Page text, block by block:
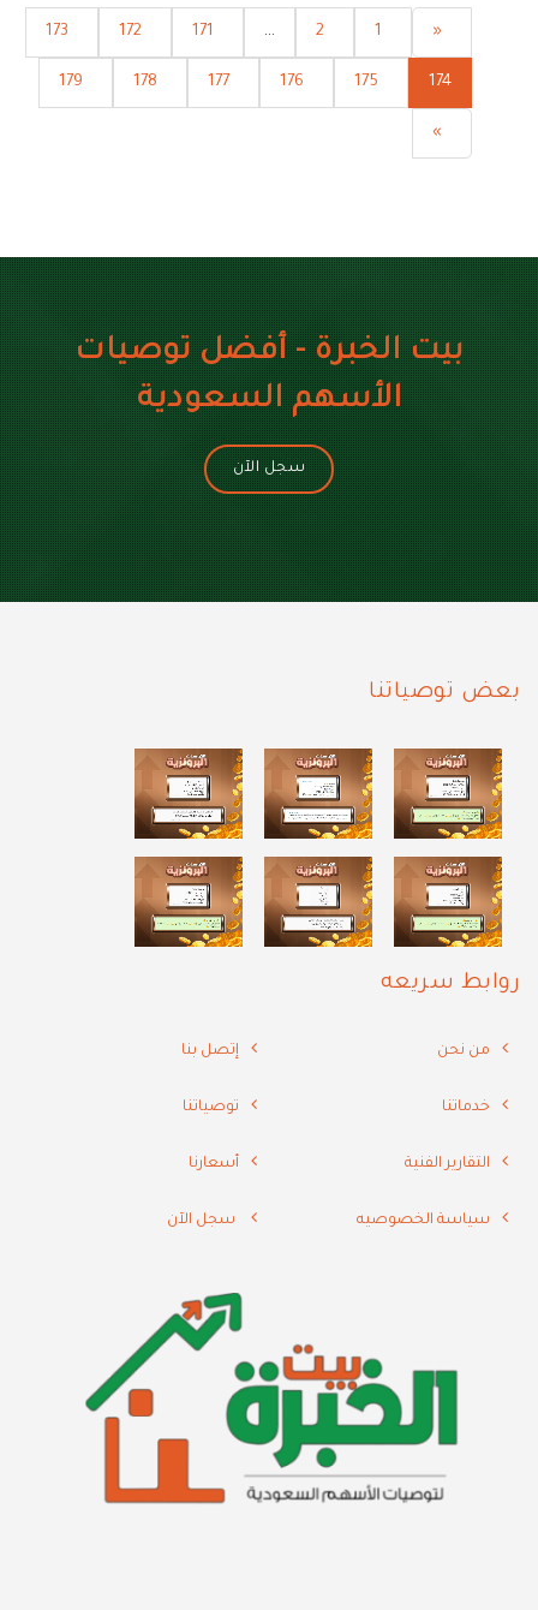
«
1
2
...
171
172
173
174
175
176
177
178
179
»
بيت الخبرة - أفضل توصيات
الأسهم السعودية
سجل الآن
بعض توصياتنا
روابط سريعه
من نحن إتصل بنا
خدماتنا توصياتنا
التقارير الفنية أسعارنا
سياسة الخصوصيه سجل الآن